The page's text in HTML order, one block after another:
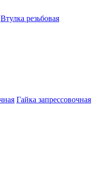
Втулка резьбовая
Гайка запрессовочная